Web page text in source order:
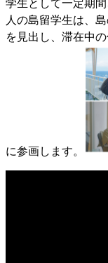
人の島留学生は、
を見出し、滞在中
に参画します。